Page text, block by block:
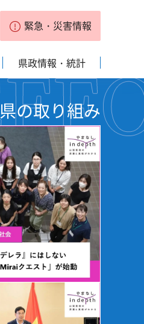
緊急・災害情報
県政情報・統計
県の取り組み